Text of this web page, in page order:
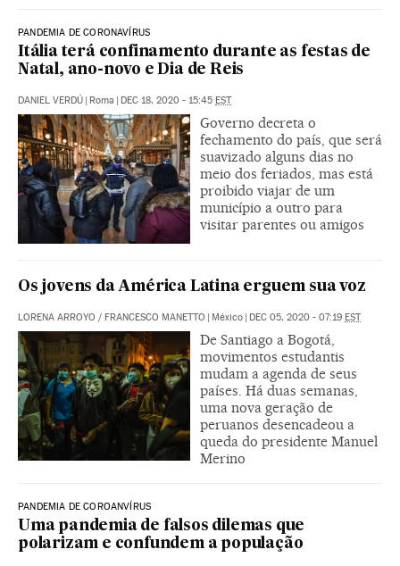
PANDEMIA DE CORONAVÍRUS
Itália terá confinamento durante as festas de
Natal, ano-novo e Dia de Reis
DANIEL VERDÚ | Roma | DEC 18, 2020 - 15:45 EST
Governo decreta o
fechamento do país, que será
suavizado alguns dias no
meio dos feriados, mas está
proibido viajar de um
município a outro para
visitar parentes ou amigos
Os jovens da América Latina erguem sua voz
LORENA ARROYO / FRANCESCO MANETTO | México | DEC 05, 2020 - 07:19 EST
De Santiago a Bogotá,
movimentos estudantis
mudam a agenda de seus
países. Há duas semanas,
uma nova geração de
peruanos desencadeou a
queda do presidente Manuel
Merino
PANDEMIA DE COROANVÍRUS
Uma pandemia de falsos dilemas que
polarizam e confundem a população